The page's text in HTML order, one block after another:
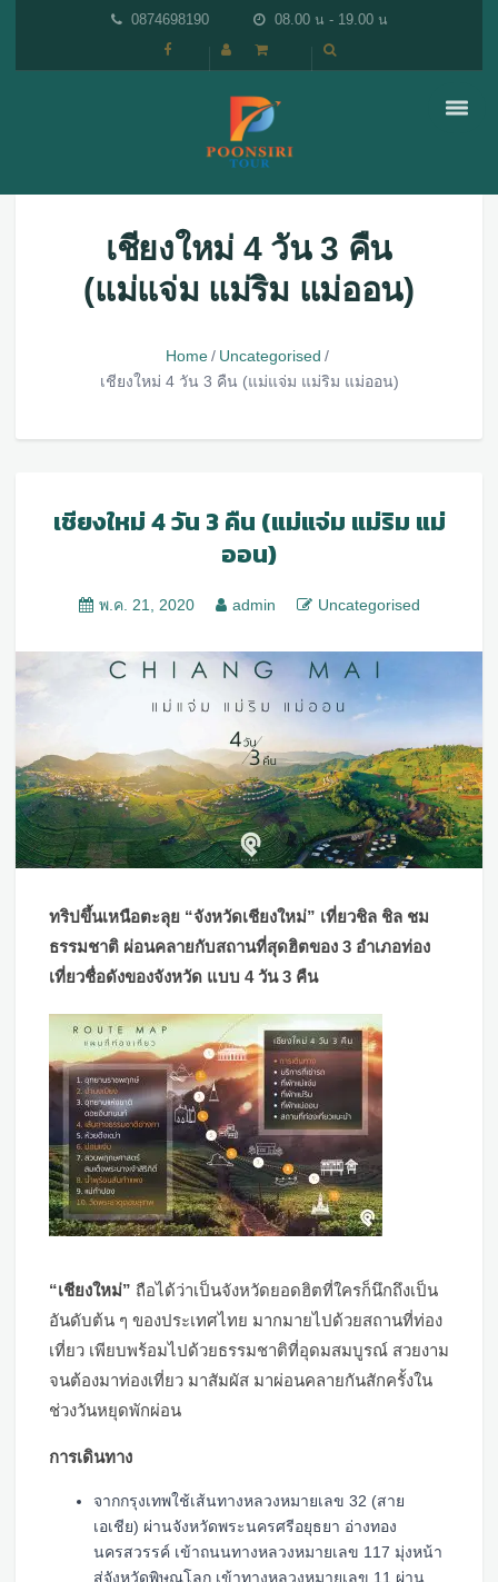
0874698190 08.00 น - 19.00 น
เชียงใหม่ 4 วัน 3 คืน
(แม่แจ่ม แม่ริม แม่ออน)
Home
Uncategorised
เชียงใหม่ 4 วัน 3 คืน (แม่แจ่ม แม่ริม แม่ออน)
เชียงใหม่ 4 วัน 3 คืน (แม่แจ่ม แม่ริม แม่
ออน)
พ.ค. 21, 2020 admin Uncategorised
ทริปขึ้นเหนือตะลุย “จังหวัดเชียงใหม่” เที่ยวชิล ชิล ชม
ธรรมชาติ ผ่อนคลายกับสถานที่สุดฮิตของ 3 อำเภอท่อง
เที่ยวชื่อดังของจังหวัด แบบ 4 วัน 3 คืน
“เชียงใหม่” ถือได้ว่าเป็นจังหวัดยอดฮิตที่ใครก็นึกถึงเป็น
อันดับต้น ๆ ของประเทศไทย มากมายไปด้วยสถานที่ท่อง
เที่ยว เพียบพร้อมไปด้วยธรรมชาติที่อุดมสมบูรณ์ สวยงาม
จนต้องมาท่องเที่ยว มาสัมผัส มาผ่อนคลายกันสักครั้งใน
ช่วงวันหยุดพักผ่อน
การเดินทาง
จากกรุงเทพใช้เส้นทางหลวงหมายเลข 32 (สาย
เอเชีย) ผ่านจังหวัดพระนครศรีอยุธยา อ่างทอง
นครสวรรค์ เข้าถนนทางหลวงหมายเลข 117 มุ่งหน้า
สู่จังหวัดพิษณุโลก เข้าทางหลวงหมายเลข 11 ผ่าน